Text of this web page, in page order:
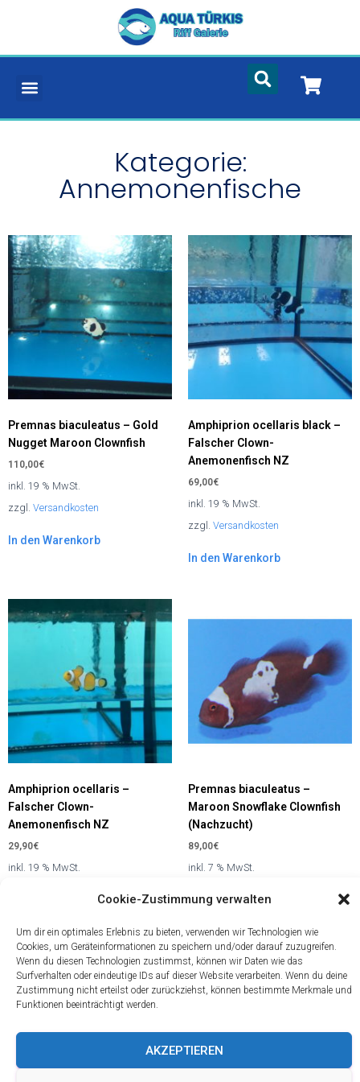
Cookie-Zustimmung verwalten
Um dir ein optimales Erlebnis zu bieten, verwenden wir Technologien wie
Cookies, um Geräteinformationen zu speichern und/oder darauf zuzugreifen.
Wenn du diesen Technologien zustimmst, können wir Daten wie das
Surfverhalten oder eindeutige IDs auf dieser Website verarbeiten. Wenn du deine
Zustimmung nicht erteilst oder zurückziehst, können bestimmte Merkmale und
Funktionen beeinträchtigt werden.
AKZEPTIEREN
Kategorie:
Annemonenfische
Premnas biaculeatus – Gold
Nugget Maroon Clownfish
110,00€
inkl. 19 % MwSt.
zzgl. Versandkosten
In den Warenkorb
Amphiprion ocellaris black –
Falscher Clown-
Anemonenfisch NZ
69,00€
inkl. 19 % MwSt.
zzgl. Versandkosten
In den Warenkorb
Amphiprion ocellaris –
Falscher Clown-
Anemonenfisch NZ
29,90€
inkl. 19 % MwSt.
Premnas biaculeatus –
Maroon Snowflake Clownfish
(Nachzucht)
89,00€
inkl. 7 % MwSt.
Informationen
Über
uns
Datenschutzerklärung
Shop
Service
Versand
Öffnungszeiten
* Alle Preise
inkl. gesetzl.
Mehrwertsteuer
und ggf.